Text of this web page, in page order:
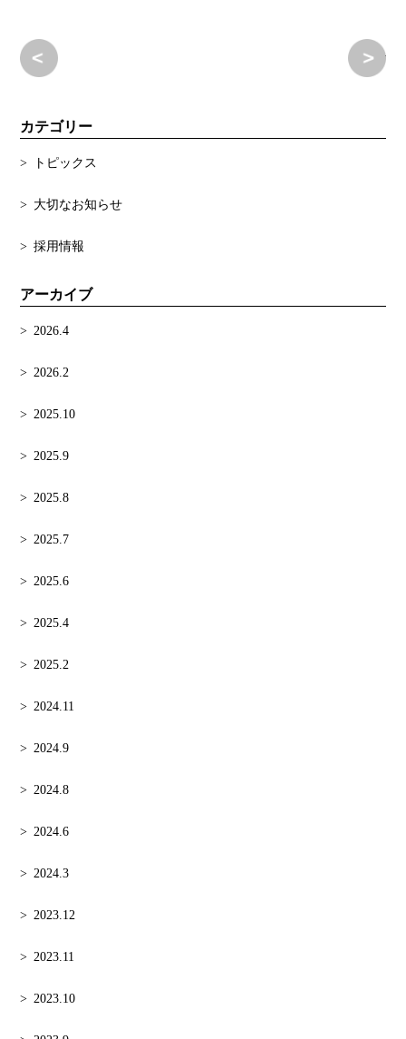
お
カテゴリー
トピックス
大切なお知らせ
採用情報
アーカイブ
2026.4
2026.2
2025.10
2025.9
2025.8
2025.7
2025.6
2025.4
2025.2
2024.11
2024.9
2024.8
2024.6
2024.3
2023.12
2023.11
2023.10